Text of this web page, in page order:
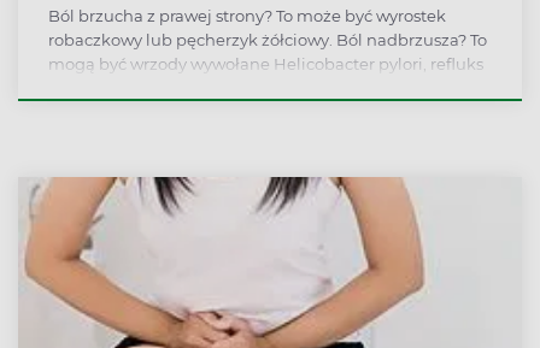
Ból brzucha z prawej strony? To może być wyrostek
robaczkowy lub pęcherzyk żółciowy. Ból nadbrzusza? To
mogą być wrzody wywołane Helicobacter pylori, refluks
na nietolerancję laktozy. Ból brzucha w ciąży to
najczęściej prawidłowy objaw, ale w niektórych
przypadkach wymaga pilnej konsultacji. Jak
interpretować ból brzucha?